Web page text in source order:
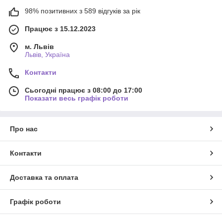
98% позитивних з 589 відгуків за рік
Працює з 15.12.2023
м. Львів
Львів, Україна
Контакти
Сьогодні працює з 08:00 до 17:00
Показати весь графік роботи
Про нас
Контакти
Доставка та оплата
Графік роботи